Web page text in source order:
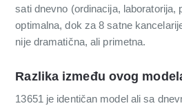
sati dnevno (ordinacija, laboratorija,
optimalna, dok za 8 satne
nije dramatična, ali primetna.
Razlika između ovog
13651 je identičan model ali sa